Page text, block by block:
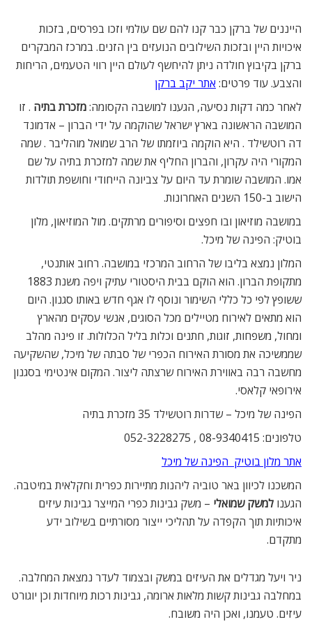
הייננים של ברקן כבר קנו להם שם עולמי וזכו בפרסים, בזכות
איכויות היין ובזכות השילובים הנועזים בין הזנים. במרכז המבקרים
ברקן בקיבוץ חולדה ניתן להיחשף לעולם היין רווי הטעמים, הריחות
והצבע. עוד פרטים: אתר יקב ברקן
לאחר כמה דקות נסיעה, הגענו למושבה הקסומה:מזכרת בתיה . זו
המושבה הראשונה בארץ ישראל שהוקמה על ידי הברון – אדמונד
דה רוטשילד . היא הוקמה ביוזמתו של הרב שמואל מוהליבר . שמה
המקורי היה עקרון, והברון החליף את שמה למזכרת בתיה על שם
אמו. המושבה שומרת עד היום על צביונה הייחודי וחושפת תולדות
הישוב ב-150 השנים האחרונות.
במושבה מוזיאון ובו חפצים וסיפורים מרתקים. מול המוזיאון, מלון
בוטיק: הפינה של מיכל.
המלון נמצא בליבו של הרחוב המרכזי במושבה. רחוב אותנטי,
מתקופת הברון. הוא הוקם בבית היסטורי עתיק ויפה משנת 1883
ששופץ לפי כל כללי השימור ונוסף לו אגף חדש באותו סגנון. היום
הוא מתאים לאירוח מטיילים מכל הסוגים, אנשי עסקים מהארץ
ומחול, משפחות, זוגות, חתנים וכלות בליל הכלולות. זו פינה מהלב
שממשיכה את מסורת האירוח הכפרי של סבתה של מיכל, שהשקיעה
מחשבה רבה באווירת האירוח שרצתה ליצור. המקום אינטימי בסגנון
אירופאי קלאסי.
הפינה של מיכל – שדרות רוטשילד 35 מזכרת בתיה
טלפונים: 08-9340415 , 052-3228275
אתר מלון בוטיק  הפינה של מיכל
המשכנו לכיוון באר טוביה ליהנות מתיירות כפרית וחקלאית במיטבה.
הגענו למשק שמואלי – משק גבינות כפרי המייצר גבינות עיזים
איכותיות תוך הקפדה על תהליכי ייצור מסורתיים בשילוב ידע
מתקדם.
ניר ויעל מגדלים את העיזים במשק ובצמוד לעדר נמצאת המחלבה.
במחלבה גבינות קשות מלאות ארומה, גבינות רכות מיוחדות וכן יוגורט
עיזים. טעמנו, ואכן היה משובח.